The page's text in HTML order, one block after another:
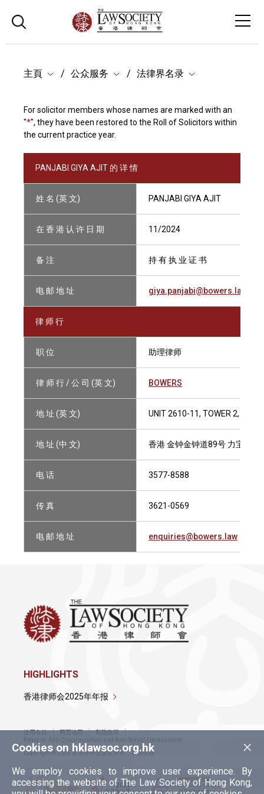
主頁 公众服务 法律界名录
For solicitor members whose names are marked with an
"*", they have been restored to the Roll of Solicitors within
the current practice year.
PANJABI GIYA AJIT 的 详 情
姓 名 (英 文) PANJABI GIYA AJIT
在 香 港 认 许 日 期 11/2024
备 注 持 有 执 业 证 书
电 邮 地 址 giya.panjabi@bowers.law
律 师 行
职 位 助理律师
律 师 行 / 公 司 (英 文) BOWERS
地 址 (英 文) UNIT 2610-11, TOWER 2,
地 址 (中 文) 香港 金钟金钟道89号 力宝中
电 话 3577-8588
传 真 3621-0569
电 邮 地 址 enquiries@bowers.law
×
Cookies on hklawsoc.org.hk
We employ cookies to improve user experience. By
accessing the website of The Law Society of Hong Kong,
HIGHLIGHTS
香港律师会2025年年报
使用条款 网页地图
私隐政策
Policy on Anti-Discrimination and Anti-Sexual Harassment
Copyright © 2026 香港律师会版权所有，不得转载